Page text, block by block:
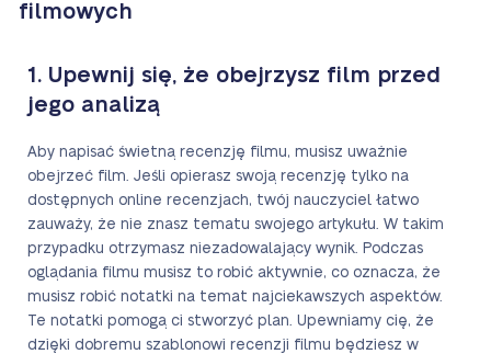
filmowych
1. Upewnij się, że obejrzysz film przed
jego analizą
Aby napisać świetną recenzję filmu, musisz uważnie
obejrzeć film. Jeśli opierasz swoją recenzję tylko na
dostępnych online recenzjach, twój nauczyciel łatwo
zauważy, że nie znasz tematu swojego artykułu. W takim
przypadku otrzymasz niezadowalający wynik. Podczas
oglądania filmu musisz to robić aktywnie, co oznacza, że
musisz robić notatki na temat najciekawszych aspektów.
Te notatki pomogą ci stworzyć plan. Upewniamy cię, że
dzięki dobremu szablonowi recenzji filmu będziesz w